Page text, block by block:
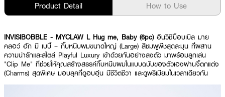
Product Detail How to Use
INVISIBOBBLE - MYCLAW L Hug me, Baby (6pc) อินวิซิบ็อบเบิล มาย
คลอว์ ฮัก มี เบบี้ – กิ๊บหนีบผมขนาดใหญ่ (Large) สีชมพูพีชสุดละมุน ที่ผสาน
ความน่ารักและสไตล์ Playful Luxury เข้าด้วยกันอย่างลงตัว มาพร้อมลูกเล่น
"Clip Me" ที่ช่วยให้คุณสร้างสรรค์กิ๊บหนีบผมในแบบฉบับของตัวเองผ่านจี้ตกแต่ง
(Charms) สุดพิเศษ มอบลุคที่ดูอบอุ่น มีชีวิตชีวา และดูพรีเมียมในเวลาเดียวกัน